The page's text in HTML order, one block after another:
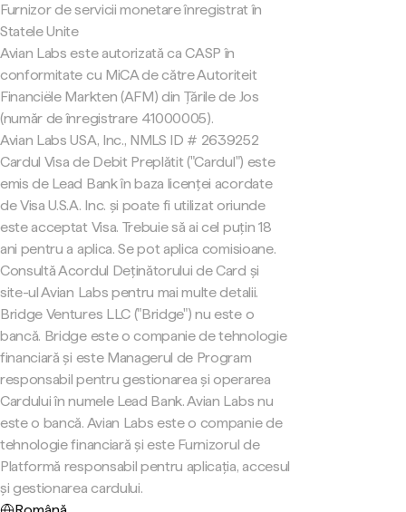
Furnizor de servicii monetare înregistrat în
Statele Unite
Avian Labs este autorizată ca CASP în
conformitate cu MiCA de către Autoriteit
Financiële Markten (AFM) din Țările de Jos
(număr de înregistrare 41000005).
Avian Labs USA, Inc., NMLS ID # 2639252
Cardul Visa de Debit Preplătit ("Cardul") este
emis de Lead Bank în baza licenței acordate
de Visa U.S.A. Inc. și poate fi utilizat oriunde
este acceptat Visa. Trebuie să ai cel puțin 18
ani pentru a aplica. Se pot aplica comisioane.
Consultă Acordul Deținătorului de Card și
site-ul Avian Labs pentru mai multe detalii.
Bridge Ventures LLC ("Bridge") nu este o
bancă. Bridge este o companie de tehnologie
financiară și este Managerul de Program
responsabil pentru gestionarea și operarea
Cardului în numele Lead Bank. Avian Labs nu
este o bancă. Avian Labs este o companie de
tehnologie financiară și este Furnizorul de
Platformă responsabil pentru aplicația, accesul
și gestionarea cardului.